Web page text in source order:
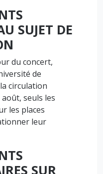
SUJET DE
du concert,
de
circulation
seuls les
les places
leur
SUR